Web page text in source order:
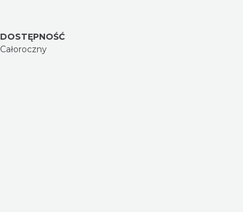
DOSTĘPNOŚĆ
Całoroczny